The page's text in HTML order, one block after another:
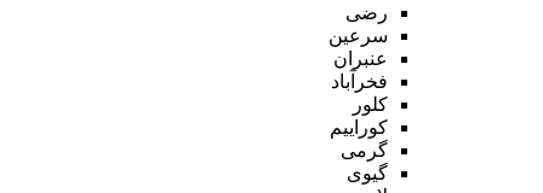
رضی
سرعین
عنبران
فخرآباد
کلور
کوراییم
گرمی
گیوی